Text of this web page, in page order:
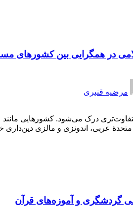
در همگرایی بین کشورهای
مرضیه قنبری
درک می‌شود. کشورهایی مانند
عربی، اندونزی و مالزی دین‌داری
گردشگری و آموزه‌های قرآن